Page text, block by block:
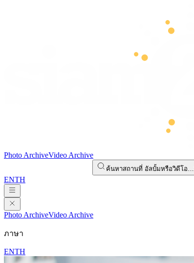
Photo ArchiveVideo Archive
ค้นหาสถานที่ อัลบั้มหรือวิดีโอ…
ENTH
Photo ArchiveVideo Archive
ภาษา
ENTH